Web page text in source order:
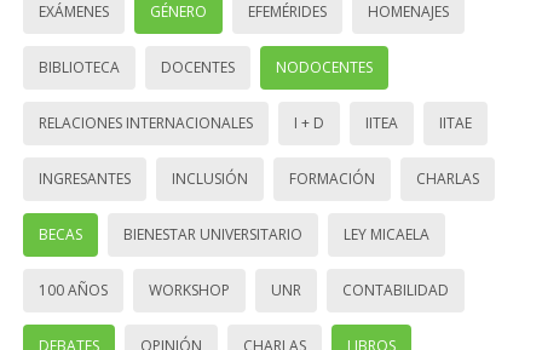
EXÁMENES GÉNERO EFEMÉRIDES HOMENAJES
BIBLIOTECA DOCENTES NODOCENTES
RELACIONES INTERNACIONALES I + D IITEA IITAE
INGRESANTES INCLUSIÓN FORMACIÓN CHARLAS
BECAS BIENESTAR UNIVERSITARIO LEY MICAELA
100 AÑOS WORKSHOP UNR CONTABILIDAD